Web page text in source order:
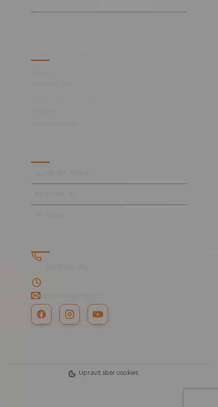
Upravit sběr cookies.